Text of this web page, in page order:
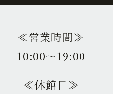
≪営業時間≫
10:00〜19:00
≪休館日≫